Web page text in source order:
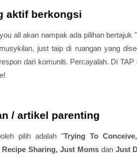
aktif berkongsi
all akan nampak ada pilihan bertajuk "
just taip di ruangan yang
dari komuniti. Percayalah. Di
/ artikel parenting
pilih adalah "Trying To
Sharing, Just Moms dan Just